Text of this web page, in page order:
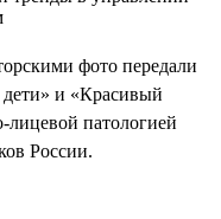
фото передали
и «Красивый
патологией
России.